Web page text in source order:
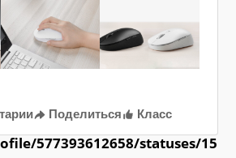
Поделиться Класс
577393612658/statuses/15